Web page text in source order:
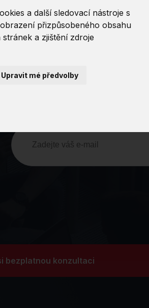
a další sledovací nástroje s
přizpůsobeného obsahu
a zjištění zdroje
Upravit mé předvolby
bezplatnou konzultaci